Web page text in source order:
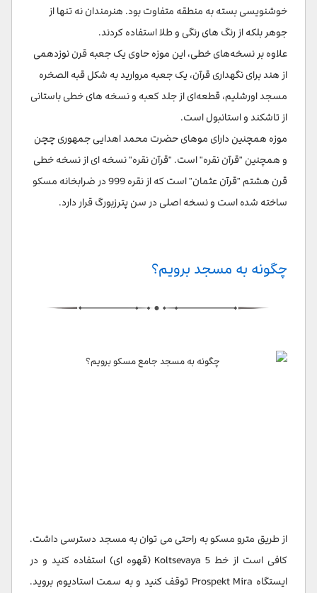
خوشنویسی بسته به منطقه متفاوت بود. هنرمندان نه تنها از
جوهر بلکه از رنگ های رنگی و طلا استفاده کردند.
علاوه بر نسخه‌های خطی، این موزه حاوی یک جعبه قرن نوزدهمی
از هند برای نگهداری قرآن، یک جعبه مروارید به شکل قبه الصخره
مسجد اورشلیم، قطعه‌ای از جلد کعبه و نسخه های خطی باستانی
از تاشکند و استانبول است.
موزه همچنین دارای موهای حضرت محمد اهدایی جمهوری چچن
و همچنین "قرآن نقره" است. "قرآن نقره" نسخه ای از نسخه خطی
قرن هشتم "قرآن عثمان" است که از نقره 999 در ضرابخانه مسکو
ساخته شده است و نسخه اصلی در سن پترزبورگ قرار دارد.
چگونه به مسجد برویم؟
از طریق مترو مسکو به راحتی می توان به مسجد دسترسی داشت.
کافی است از خط 5 Koltsevaya (قهوه ای) استفاده کنید و در
ایستگاه Prospekt Mira توقف کنید و به سمت استادیوم بروید.